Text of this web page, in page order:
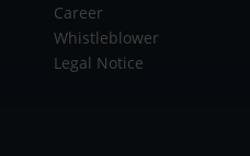
Career
Whistleblower
Legal Notice